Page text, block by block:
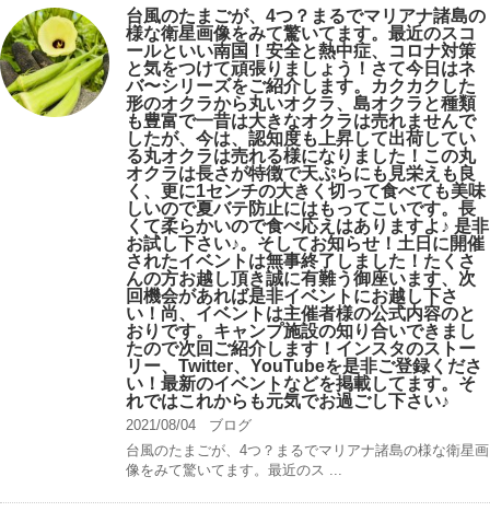
台風のたまごが、4つ？まるでマリアナ諸島の
様な衛星画像をみて驚いてます。最近のスコ
ールといい南国！安全と熱中症、コロナ対策
と気をつけて頑張りましょう！さて今日はネ
バ〜シリーズをご紹介します。カクカクした
形のオクラから丸いオクラ、島オクラと種類
も豊富で一昔は大きなオクラは売れませんで
したが、今は、認知度も上昇して出荷してい
る丸オクラは売れる様になりました！この丸
オクラは長さが特徴で天ぷらにも見栄えも良
く、更に1センチの大きく切って食べても美味
しいので夏バテ防止にはもってこいです。長
くて柔らかいので食べ応えはありますよ♪ 是非
お試し下さい♪。そしてお知らせ！土日に開催
されたイベントは無事終了しました！たくさ
んの方お越し頂き誠に有難う御座います、次
回機会があれば是非イベントにお越し下さ
い！尚、イベントは主催者様の公式内容のと
おりです。キャンプ️施設の知り合いできまし
たので次回ご紹介します！インスタのストー
リー、Twitter、YouTubeを是非ご登録くださ
い！最新のイベントなどを掲載してます。そ
れではこれからも元気でお過ごし下さい♪
2021/08/04
ブログ
台風のたまごが、4つ？まるでマリアナ諸島の様な衛星画
像をみて驚いてます。最近のス ...